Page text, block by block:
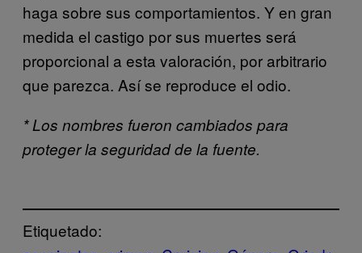
haga sobre sus comportamientos. Y en gran
medida el castigo por sus muertes será
proporcional a esta valoración, por arbitrario
que parezca. Así se reproduce el odio.
* Los nombres fueron cambiados para
proteger la seguridad de la fuente.
Etiquetado: